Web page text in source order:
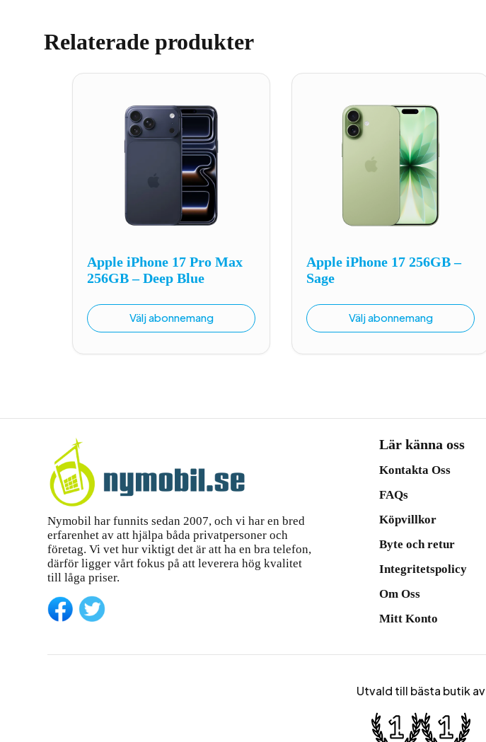
Relaterade produkter
Apple iPhone 17 Pro Max
256GB – Deep Blue
Välj abonnemang
Apple iPhone 17 256GB –
Sage
Välj abonnemang
Nymobil har funnits sedan 2007, och vi har en bred
erfarenhet av att hjälpa båda privatpersoner och
företag. Vi vet hur viktigt det är att ha en bra telefon,
därför ligger vårt fokus på att leverera hög kvalitet
till låga priser.
Lär känna oss
Kontakta Oss
FAQs
Köpvillkor
Byte och retur
Integritetspolicy
Om Oss
Mitt Konto
Utvald till bästa butik av